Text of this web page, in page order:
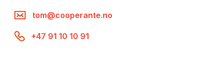
tom@cooperante.no
+47 91 10 10 91